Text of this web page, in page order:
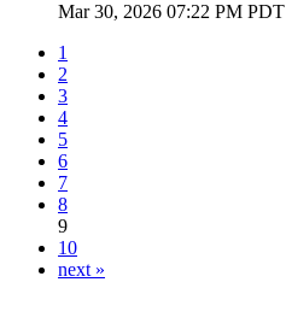
Mar 30, 2026 07:22 PM PDT
1
2
3
4
5
6
7
8
9
10
next »